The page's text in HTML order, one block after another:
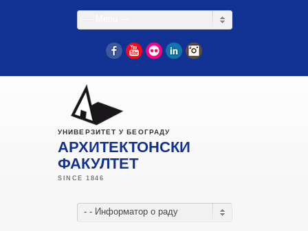
FacebookYouTube
Flickr LinkedIn
УНИВЕРЗИТЕТ У БЕОГРАДУ
АРХИТЕКТОНСКИ
ФАКУЛТЕТ
- - Информатор о раду